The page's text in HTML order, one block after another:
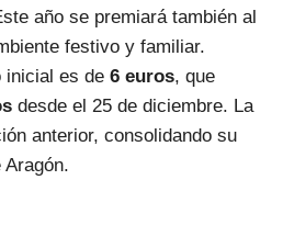
año se premiará también al
festivo y familiar.
inicial es de 6 euros, que
desde el 25 de diciembre. La
anterior, consolidando su